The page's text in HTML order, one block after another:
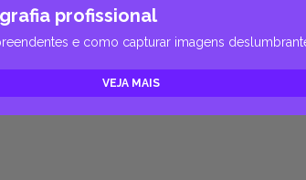
profissional
e como capturar imagens
VEJA MAIS